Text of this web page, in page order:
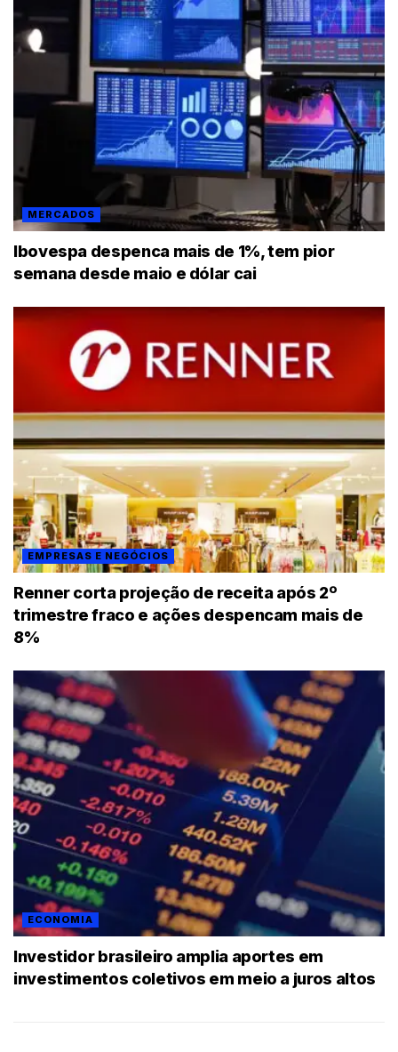
MERCADOS
Ibovespa despenca mais de 1%, tem pior
semana desde maio e dólar cai
EMPRESAS E NEGÓCIOS
Renner corta projeção de receita após 2º
trimestre fraco e ações despencam mais de
8%
ECONOMIA
Investidor brasileiro amplia aportes em
investimentos coletivos em meio a juros altos